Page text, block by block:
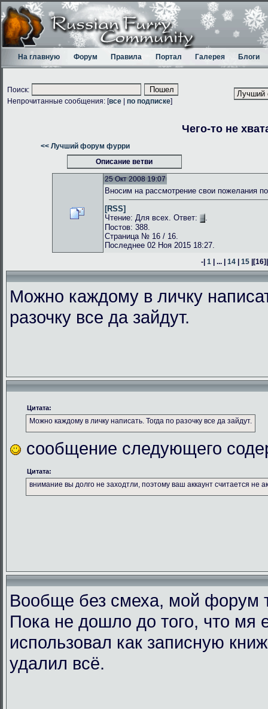
На главную Форум Правила Портал Галерея Блоги
Поиск:
Непрочитанные сообщения: [все по подписке]
Чего-то не
<< Лучший форум фурри
Описание ветви
25 Окт 2008 19:07
Вносим на рассмотрение свои пожелания
[RSS]
Чтение: Для всех. Ответ:
.
Постов: 388.
Страница № 16 / 16.
Последнее 02 Ноя 2015 18:27.
-| 1 | ... | 14 | 15 |[16]
Можно каждому в личку
разочку все да зайдут.
Цитата:
Можно каждому в личку написать. Тогда по разочку все да зайдут.
сообщение следующего
Цитата:
внимание вы долго не заходтли, поэтому ваш аккаунт считается не
Вообще без смеха, мой форум
Пока не дошло до того, что мя
использовал как записную
удалил всё.